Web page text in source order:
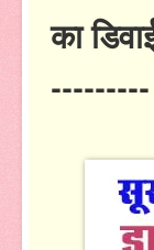
का
---------